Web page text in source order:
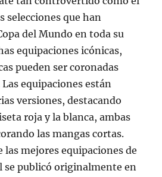
selecciones que han
del Mundo en toda su
equipaciones icónicas,
pueden ser coronadas
equipaciones están
versiones, destacando
roja y la blanca, ambas
las mangas cortas.
las mejores equipaciones de
publicó originalmente en